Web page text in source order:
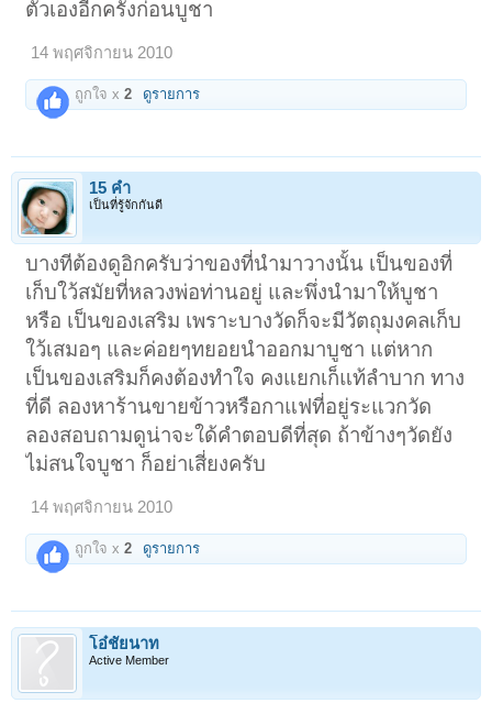
ตัวเองอีกครั้งก่อนบูชา
14 พฤศจิกายน 2010
ถูกใจ x2 ดูรายการ
15 ค่ำ
เป็นที่รู้จักกันดี
บางทีต้องดูอิกครับว่าของที่นำมาวางนั้น เป็นของที่
เก็บใว้สมัยที่หลวงพ่อท่านอยู่ และพึ่งนำมาให้บูชา
หรือ เป็นของเสริม เพราะบางวัดก็จะมีวัตถุมงคลเก็บ
ใว้เสมอๆ และค่อยๆทยอยนำออกมาบูชา แต่หาก
เป็นของเสริมก็คงต้องทำใจ คงแยกเก็แท้ลำบาก ทาง
ที่ดี ลองหาร้านขายข้าวหรือกาแฟที่อยู่ระแวกวัด
ลองสอบถามดูน่าจะใด้คำตอบดีที่สุด ถ้าข้างๆวัดยัง
ไม่สนใจบูชา ก็อย่าเสี่ยงครับ
14 พฤศจิกายน 2010
ถูกใจ x2 ดูรายการ
โอ๋ชัยนาท
Active Member